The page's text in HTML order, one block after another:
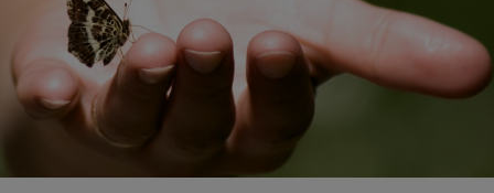
Srednja i velika poduzeća
Globalna tržišta
O nama